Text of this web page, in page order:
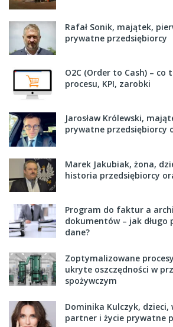
Rafał Sonik, majątek,
prywatne przedsiębiorcy
O2C (Order to Cash) – co
procesu, KPI, zarobki
Jarosław Królewski,
prywatne przedsiębiorcy
Marek Jakubiak, żona,
historia przedsiębiorcy
Program do faktur a
dokumentów – jak długo
dane?
Zoptymalizowane
ukryte oszczędności w
spożywczym
Dominika Kulczyk, dzieci,
partner i życie prywatne